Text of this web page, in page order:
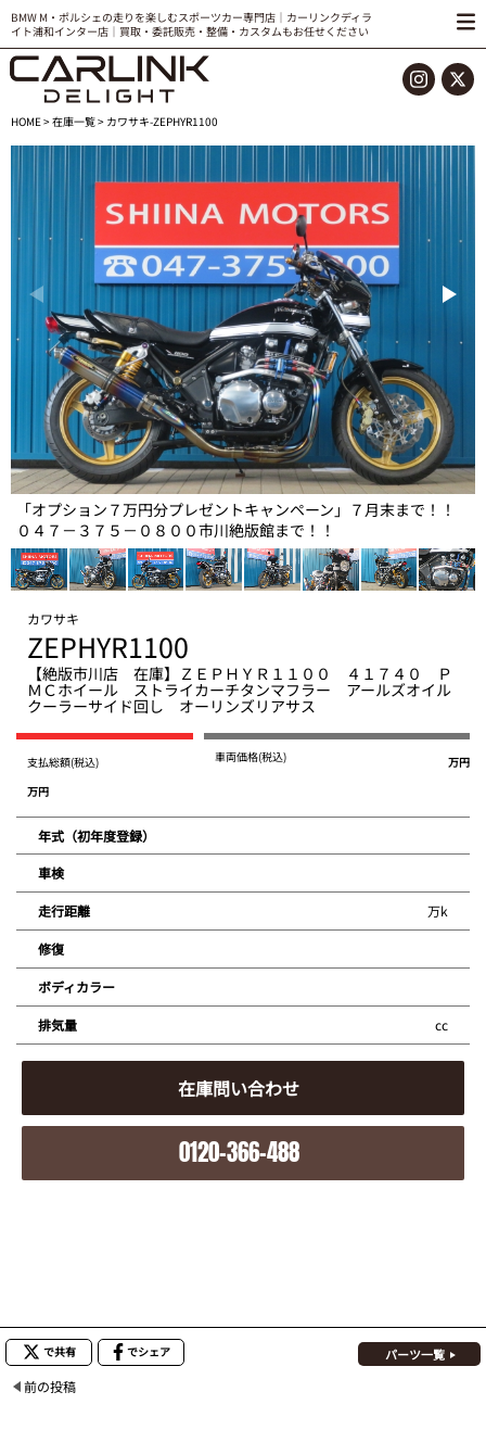
BMW M・ポルシェの走りを楽しむスポーツカー専門店｜カーリンクディラ
イト浦和インター店｜買取・委託販売・整備・カスタムもお任せください
HOME>在庫一覧> カワサキ-ZEPHYR1100
「オプション７万円分プレゼントキャンペーン」７月末まで！！
０４７－３７５－０８００市川絶版館まで！！
カワサキ
ZEPHYR1100
【絶版市川店 在庫】ＺＥＰＨＹＲ１１００ ４１７４０ Ｐ
ＭＣホイール ストライカーチタンマフラー アールズオイル
クーラーサイド回し オーリンズリアサス
支払総額(税込)
万円
車両価格(税込) 万円
年式（初年度登録）
車検
走行距離 万k
修復
ボディカラー
排気量 cc
在庫問い合わせ
0120-366-488
で共有 でシェア パーツ一覧
前の投稿